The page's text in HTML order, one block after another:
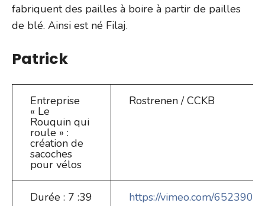
fabriquent des pailles à boire à partir de pailles
de blé. Ainsi est né Filaj.
Patrick
Entreprise
« Le
Rouquin qui
roule » :
création de
sacoches
pour vélos
Rostrenen / CCKB
Durée : 7 :39 https://vimeo.com/